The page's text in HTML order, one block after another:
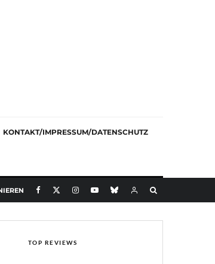
KONTAKT/IMPRESSUM/DATENSCHUTZ
TOP REVIEWS